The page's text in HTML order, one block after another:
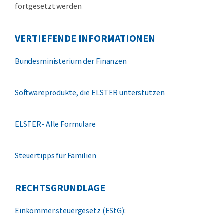
fortgesetzt werden.
VERTIEFENDE INFORMATIONEN
Bundesministerium der Finanzen
Softwareprodukte, die ELSTER unterstützen
ELSTER- Alle Formulare
Steuertipps für Familien
RECHTSGRUNDLAGE
Einkommensteuergesetz (EStG):